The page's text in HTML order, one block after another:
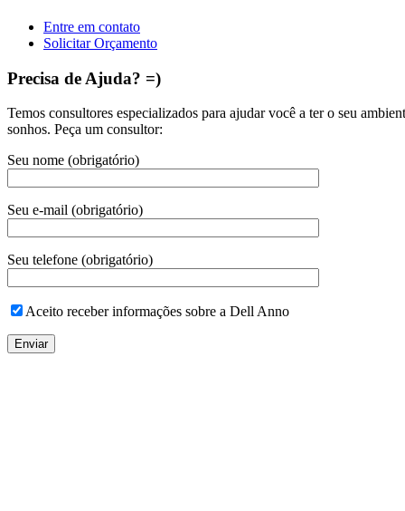
Entre em contato
Solicitar Orçamento
Precisa de Ajuda? =)
Temos consultores especializados para ajudar você a ter o seu
sonhos. Peça um consultor:
Seu nome (obrigatório)
Seu e-mail (obrigatório)
Seu telefone (obrigatório)
Aceito receber informações sobre a Dell Anno